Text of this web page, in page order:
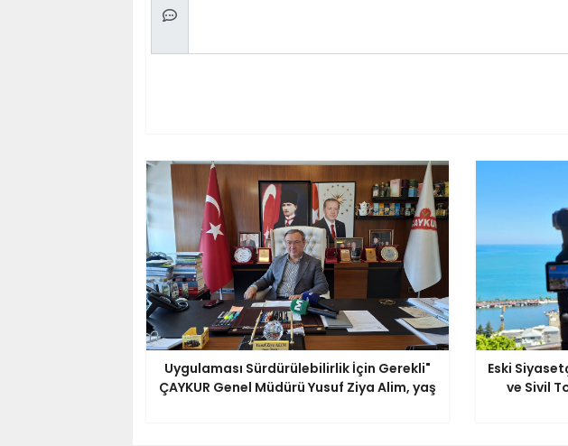
Uygulaması Sürdürülebilirlik İçin Gerekli"
ÇAYKUR Genel Müdürü Yusuf Ziya Alim, yaş
Eski
ve Sivil